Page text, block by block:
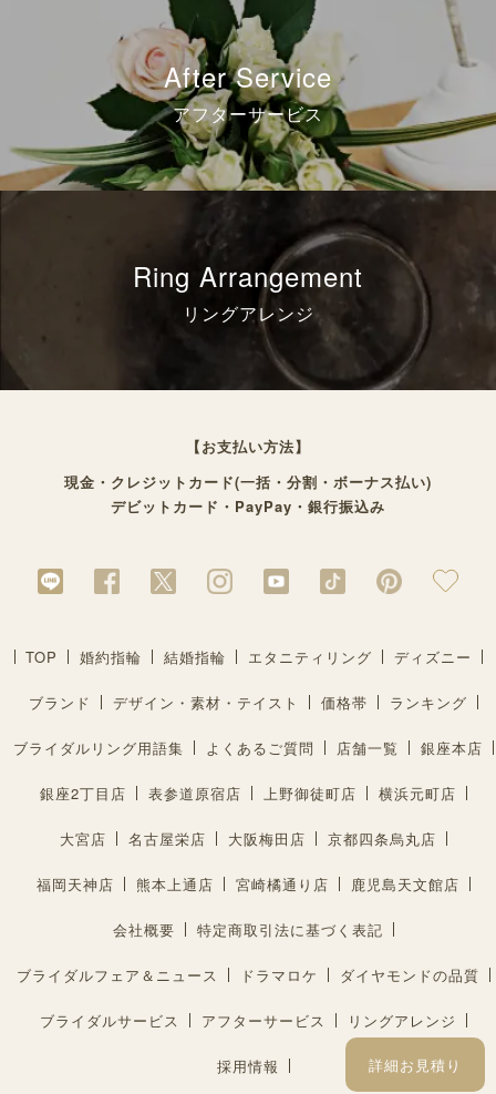
After Service
アフターサービス
Ring Arrangement
リングアレンジ
詳細お見積り
【お支払い方法】
現金・クレジットカード(一括・分割・ボーナス払い)
デビットカード・PayPay・銀行振込み
TOP 婚約指輪 結婚指輪 エタニティリング ディズニー
ブランド デザイン・素材・テイスト 価格帯 ランキング
ブライダルリング用語集 よくあるご質問 店舗一覧 銀座本店
銀座2丁目店 表参道原宿店 上野御徒町店 横浜元町店
大宮店 名古屋栄店 大阪梅田店 京都四条烏丸店
福岡天神店 熊本上通店 宮崎橘通り店 鹿児島天文館店
会社概要 特定商取引法に基づく表記
ブライダルフェア＆ニュース ドラマロケ ダイヤモンドの品質
ブライダルサービス アフターサービス リングアレンジ
採用情報